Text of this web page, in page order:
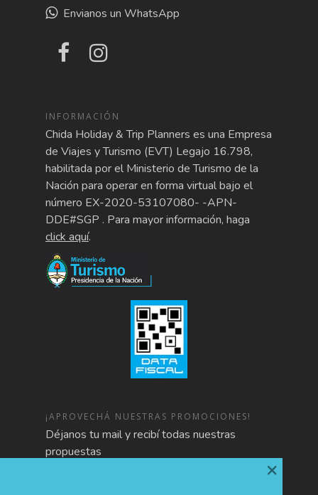
Envianos un WhatsApp
INFORMACIÓN
Chida Holiday & Trip Planners es una Empresa
de Viajes y Turismo (EVT) Legajo 16.798,
habilitada por el Ministerio de Turismo de la
Nación para operar en forma virtual bajo el
número EX-2020-53107080- -APN-
DDE#SGP . Para mayor información, haga
click aquí.
¡APROVECHÁ NUESTRAS PROMOCIONES!
Déjanos tu mail y recibí todas nuestras
propuestas
×